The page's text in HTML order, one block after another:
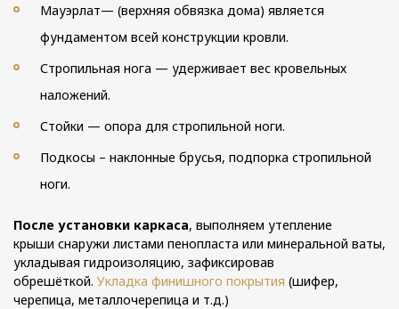
Мауэрлат— (верхняя обвязка дома) является
фундаментом всей конструкции кровли.
Стропильная нога — удерживает вес кровельных
наложений.
Стойки — опора для стропильной ноги.
Подкосы – наклонные брусья, подпорка стропильной
ноги.
После установки каркаса, выполняем утепление
крыши снаружи листами пенопласта или минеральной ваты,
укладывая гидроизоляцию, зафиксировав
обрешёткой. Укладка финишного покрытия (шифер,
черепица, металлочерепица и т.д.)